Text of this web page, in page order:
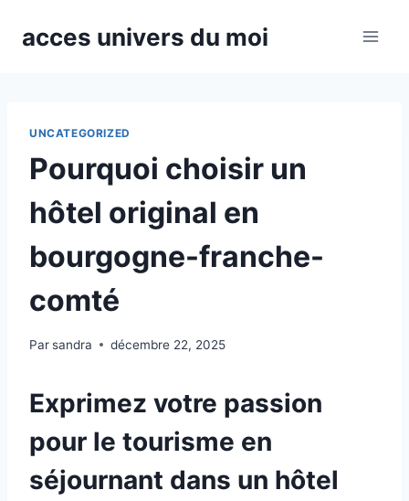
acces univers du moi
UNCATEGORIZED
Pourquoi choisir un
hôtel original en
bourgogne-franche-
comté
Parsandra décembre 22, 2025
Exprimez votre passion
pour le tourisme en
séjournant dans un hôtel